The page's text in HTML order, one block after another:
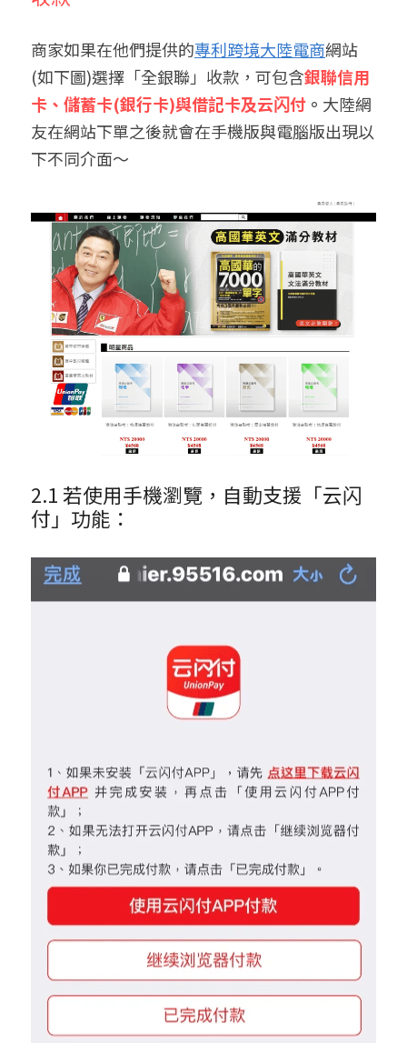
商家如果在他們提供的專利跨境大陸電商網站
(如下圖)選擇「全銀聯」收款，可包含銀聯信用
卡、儲蓄卡(銀行卡)與借記卡及云闪付 。 大陸網
友在網站下單之後就會在手機版與電腦版出現以
下不同介面～
2.1 若使用手機瀏覽，自動支援「云闪
付」功能：